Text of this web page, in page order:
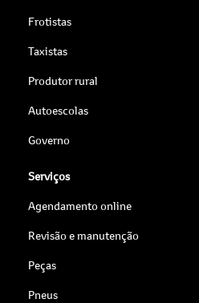
Frotistas
Taxistas
Produtor rural
Autoescolas
Governo
Serviços
Agendamento online
Revisão e manutenção
Peças
Pneus